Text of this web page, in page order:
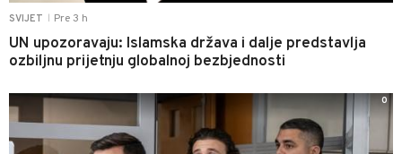
SVIJET Pre 3 h
UN upozoravaju: Islamska država i dalje predstavlja
ozbiljnu prijetnju globalnoj bezbjednosti
0